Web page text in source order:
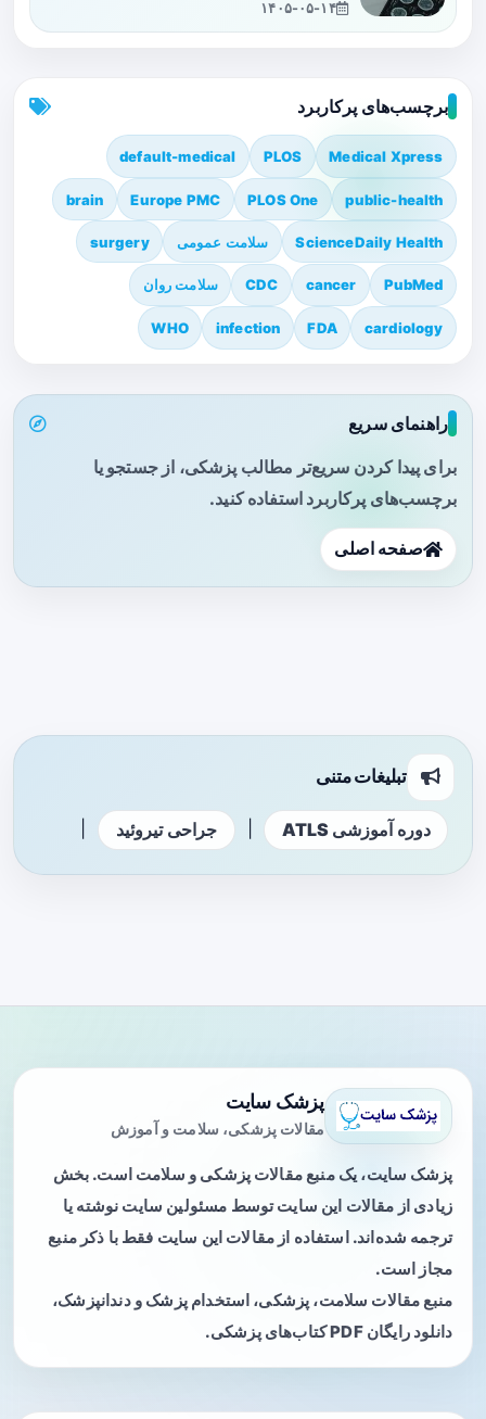
۱۴۰۵-۰۵-۱۴
برچسب‌های پرکاربرد
Medical Xpress
PLOS
default-medical
public-health
PLOS One
Europe PMC
brain
ScienceDaily Health سلامت عمومی surgery
PubMed
cancer
CDC سلامت روان
cardiology
FDA
infection
WHO
راهنمای سریع
برای پیدا کردن سریع‌تر مطالب پزشکی، از جستجو یا
برچسب‌های پرکاربرد استفاده کنید.
صفحه اصلی
تبلیغات متنی
دوره آموزشی ATLS جراحی تیروئید
پزشک سایت
مقالات پزشکی، سلامت و آموزش
پزشک سایت، یک منبع مقالات پزشکی و سلامت است. بخش
زیادی از مقالات این سایت توسط مسئولین سایت نوشته یا
ترجمه شده‌اند. استفاده از مقالات این سایت فقط با ذکر منبع
مجاز است.
منبع مقالات سلامت، پزشکی، استخدام پزشک و دندانپزشک،
دانلود رایگان PDF کتاب‌های پزشکی.